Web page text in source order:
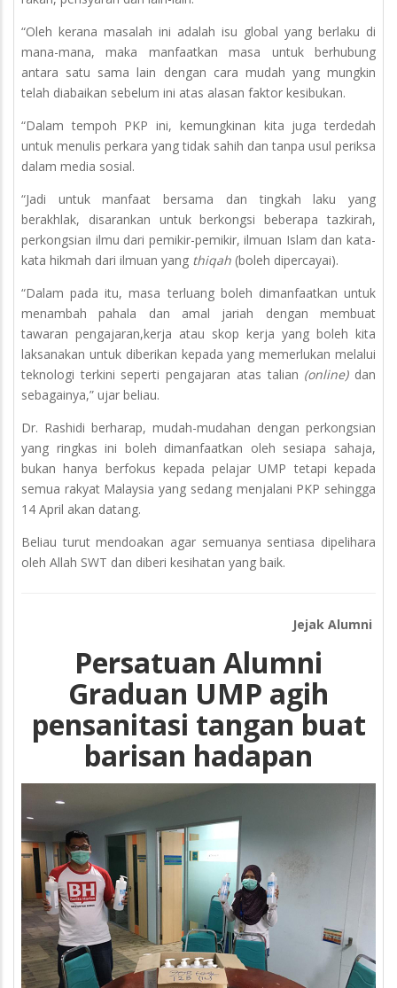
“Oleh kerana masalah ini adalah isu global yang berlaku di
mana-mana, maka manfaatkan masa untuk berhubung
antara satu sama lain dengan cara mudah yang mungkin
telah diabaikan sebelum ini atas alasan faktor kesibukan.
“Dalam tempoh PKP ini, kemungkinan kita juga terdedah
untuk menulis perkara yang tidak sahih dan tanpa usul periksa
dalam media sosial.
“Jadi untuk manfaat bersama dan tingkah laku yang
berakhlak, disarankan untuk berkongsi beberapa tazkirah,
perkongsian ilmu dari pemikir-pemikir, ilmuan Islam dan kata-
kata hikmah dari ilmuan yang thiqah (boleh dipercayai).
“Dalam pada itu, masa terluang boleh dimanfaatkan untuk
menambah pahala dan amal jariah dengan membuat
tawaran pengajaran,kerja atau skop kerja yang boleh kita
laksanakan untuk diberikan kepada yang memerlukan melalui
teknologi terkini seperti pengajaran atas talian (online) dan
sebagainya,” ujar beliau.
Dr. Rashidi berharap, mudah-mudahan dengan perkongsian
yang ringkas ini boleh dimanfaatkan oleh sesiapa sahaja,
bukan hanya berfokus kepada pelajar UMP tetapi kepada
semua rakyat Malaysia yang sedang menjalani PKP sehingga
14 April akan datang.
Beliau turut mendoakan agar semuanya sentiasa dipelihara
oleh Allah SWT dan diberi kesihatan yang baik.
Jejak Alumni
Persatuan Alumni
Graduan UMP agih
pensanitasi tangan buat
barisan hadapan